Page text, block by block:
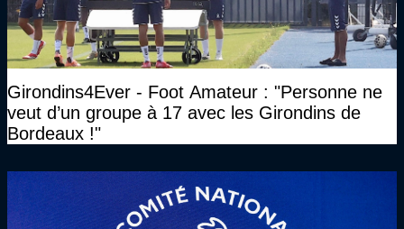
Girondins4Ever - Foot Amateur : "Personne ne
veut d’un groupe à 17 avec les Girondins de
Bordeaux !"